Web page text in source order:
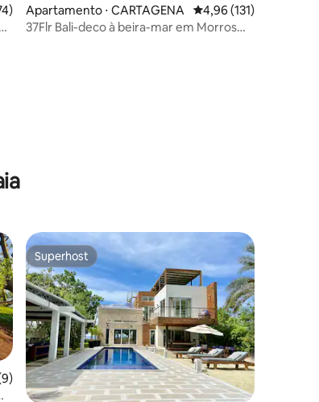
avaliação média de 5, 174 avaliações
Apartamento ⋅ CARTAGENA 4,96 de uma avaliação
4,96 (131)
37Flr Bali-deco à beira-mar em Morros
uma avaliação média de 5, 9 avaliações
Superhost
Superhost